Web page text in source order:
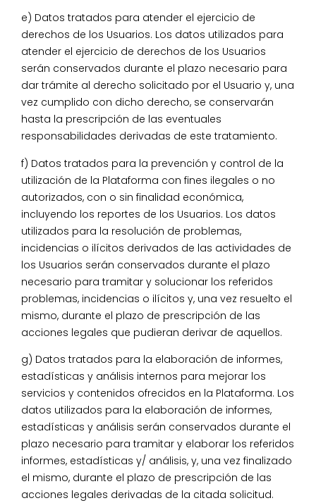
e) Datos tratados para atender el ejercicio de
derechos de los Usuarios. Los datos utilizados para
atender el ejercicio de derechos de los Usuarios
serán conservados durante el plazo necesario para
dar trámite al derecho solicitado por el Usuario y, una
vez cumplido con dicho derecho, se conservarán
hasta la prescripción de las eventuales
responsabilidades derivadas de este tratamiento.
f) Datos tratados para la prevención y control de la
utilización de la Plataforma con fines ilegales o no
autorizados, con o sin finalidad económica,
incluyendo los reportes de los Usuarios. Los datos
utilizados para la resolución de problemas,
incidencias o ilícitos derivados de las actividades de
los Usuarios serán conservados durante el plazo
necesario para tramitar y solucionar los referidos
problemas, incidencias o ilícitos y, una vez resuelto el
mismo, durante el plazo de prescripción de las
acciones legales que pudieran derivar de aquellos.
g) Datos tratados para la elaboración de informes,
estadísticas y análisis internos para mejorar los
servicios y contenidos ofrecidos en la Plataforma. Los
datos utilizados para la elaboración de informes,
estadísticas y análisis serán conservados durante el
plazo necesario para tramitar y elaborar los referidos
informes, estadísticas y/ análisis, y, una vez finalizado
el mismo, durante el plazo de prescripción de las
acciones legales derivadas de la citada solicitud.